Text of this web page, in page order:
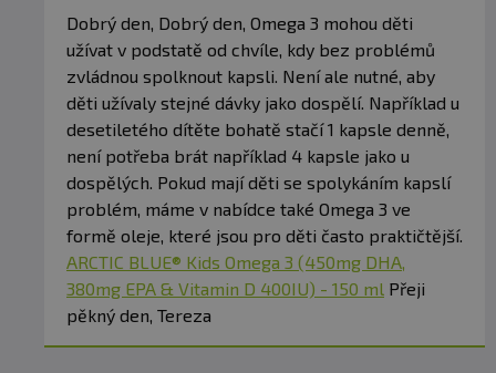
Dobrý den, Dobrý den, Omega 3 mohou děti
užívat v podstatě od chvíle, kdy bez problémů
zvládnou spolknout kapsli. Není ale nutné, aby
děti užívaly stejné dávky jako dospělí. Například u
desetiletého dítěte bohatě stačí 1 kapsle denně,
není potřeba brát například 4 kapsle jako u
dospělých. Pokud mají děti se spolykáním kapslí
problém, máme v nabídce také Omega 3 ve
formě oleje, které jsou pro děti často praktičtější.
ARCTIC BLUE® Kids Omega 3 (450mg DHA,
380mg EPA & Vitamin D 400IU) - 150 ml Přeji
pěkný den, Tereza